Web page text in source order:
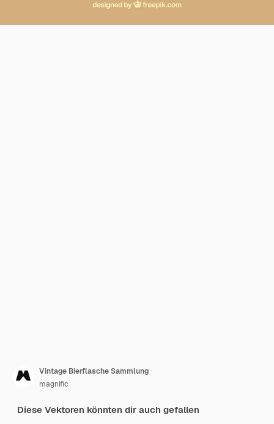
Vintage Bierflasche Sammlung
magnific
Diese Vektoren könnten dir auch gefallen